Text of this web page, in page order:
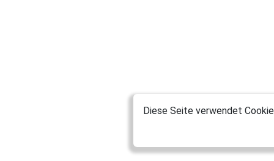
Diese Seite verwendet